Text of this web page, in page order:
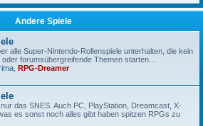
Andere Spiele
alle Super-Nintendo-Rollenspiele unterhalten, die kein
forumsübergreifende Themen starten...
RPG-Dreamer
das SNES. Auch PC, PlayStation, Dreamcast, X-
es sonst noch alles gibt haben spitzen RPGs zu